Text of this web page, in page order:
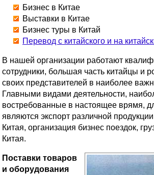
Бизнес в Китае
Выставки в Китае
Бизнес туры в Китай
Перевод с китайского и на
В нашей организации работают
сотрудники, большая часть китайцы и
своих представителей в наиболее
Главными видами деятельности,
востребованные в настоящее врямя,
являются экспорт различной
Китая, организация бизнес поездок,
Китая.
Поставки товаров
и оборудования